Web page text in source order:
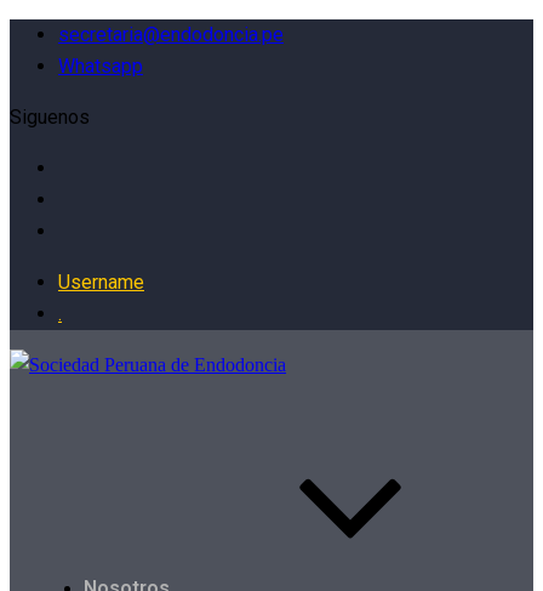
secretaria@endodoncia.pe
Whatsapp
Siguenos
Username
.